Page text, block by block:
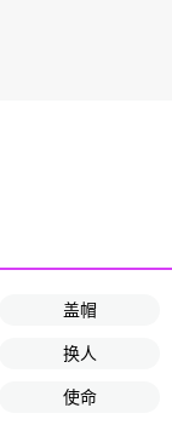
盖帽
换人
使命